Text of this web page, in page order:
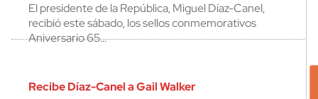
El presidente de la República, Miguel Díaz-Canel,
recibió este sábado, los sellos conmemorativos
Aniversario 65…
Recibe Díaz-Canel a Gail Walker